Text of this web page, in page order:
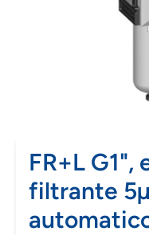
FR+L G1",
filtrante